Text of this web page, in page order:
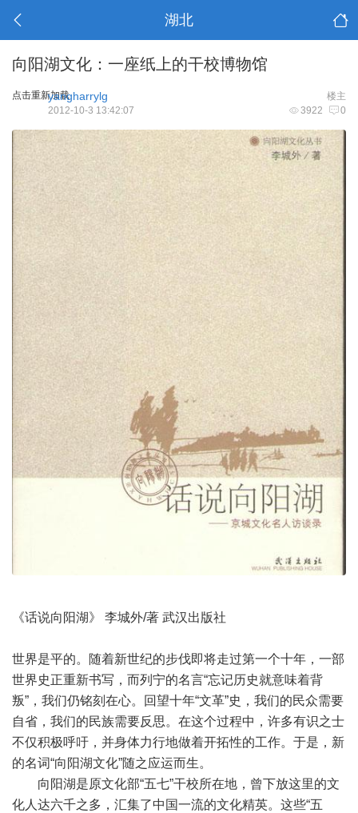
湖北
向阳湖文化：一座纸上的干校博物馆
点击重新加载 楼主
yangharrylg
3922 0
2012-10-3 13:42:07
《话说向阳湖》 李城外/著 武汉出版社
世界是平的。随着新世纪的步伐即将走过第一个十年，一部
世界史正重新书写，而列宁的名言“忘记历史就意味着背
叛”，我们仍铭刻在心。回望十年“文革”史，我们的民众需要
自省，我们的民族需要反思。在这个过程中，许多有识之士
不仅积极呼吁，并身体力行地做着开拓性的工作。于是，新
的名词“向阳湖文化”随之应运而生。
向阳湖是原文化部“五七”干校所在地，曾下放这里的文
化人达六千之多，汇集了中国一流的文化精英。这些“五